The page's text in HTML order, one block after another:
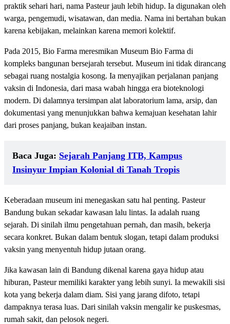
praktik sehari hari, nama Pasteur jauh lebih hidup. Ia digunakan oleh
warga, pengemudi, wisatawan, dan media. Nama ini bertahan bukan
karena kebijakan, melainkan karena memori kolektif.
Pada 2015, Bio Farma meresmikan Museum Bio Farma di
kompleks bangunan bersejarah tersebut. Museum ini tidak dirancang
sebagai ruang nostalgia kosong. Ia menyajikan perjalanan panjang
vaksin di Indonesia, dari masa wabah hingga era bioteknologi
modern. Di dalamnya tersimpan alat laboratorium lama, arsip, dan
dokumentasi yang menunjukkan bahwa kemajuan kesehatan lahir
dari proses panjang, bukan keajaiban instan.
Baca Juga: Sejarah Panjang ITB, Kampus
Insinyur Impian Kolonial di Tanah Tropis
Keberadaan museum ini menegaskan satu hal penting. Pasteur
Bandung bukan sekadar kawasan lalu lintas. Ia adalah ruang
sejarah. Di sinilah ilmu pengetahuan pernah, dan masih, bekerja
secara konkret. Bukan dalam bentuk slogan, tetapi dalam produksi
vaksin yang menyentuh hidup jutaan orang.
Jika kawasan lain di Bandung dikenal karena gaya hidup atau
hiburan, Pasteur memiliki karakter yang lebih sunyi. Ia mewakili sisi
kota yang bekerja dalam diam. Sisi yang jarang difoto, tetapi
dampaknya terasa luas. Dari sinilah vaksin mengalir ke puskesmas,
rumah sakit, dan pelosok negeri.